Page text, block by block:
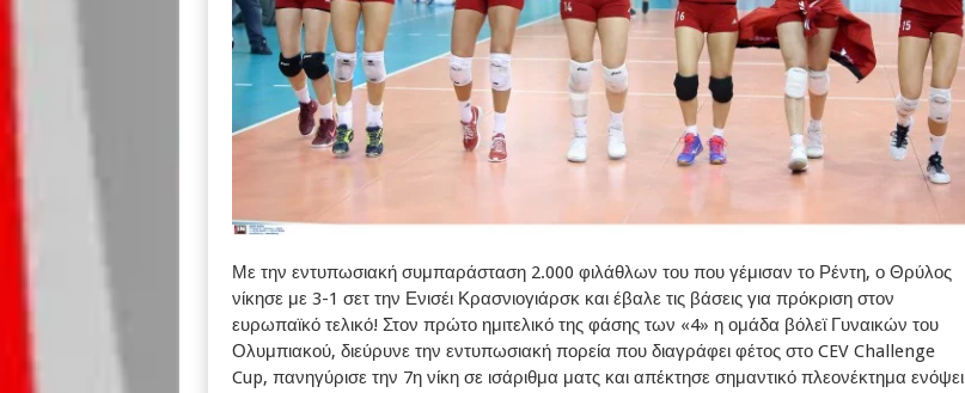
Με την εντυπωσιακή συμπαράσταση 2.000 φιλάθλων του που γέμισαν το Ρέντη, ο Θρύλος
νίκησε με 3-1 σετ την Ενισέι Κρασνιογιάρσκ και έβαλε τις βάσεις για πρόκριση στον
ευρωπαϊκό τελικό! Στον πρώτο ημιτελικό της φάσης των «4» η ομάδα βόλεϊ Γυναικών του
Ολυμπιακού, διεύρυνε την εντυπωσιακή πορεία που διαγράφει φέτος στο CEV Challenge
Cup, πανηγύρισε την 7η νίκη σε ισάριθμα ματς και απέκτησε σημαντικό πλεονέκτημα ενόψει